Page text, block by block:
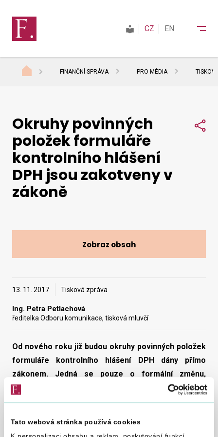
Tato webová stránka používá cookies
Daně
Mezinárodní spolupráce
Kontakty
CZ EN
FINANČNÍ SPRÁVA PRO MÉDIA
13. 11. 2017 Tisková zpráva
Ing. Petra Petlachová
ředitelka Odboru komunikace, tisková mluvčí
Od nového roku již budou okruhy povinných položek
formuláře kontrolního hlášení DPH dány přímo
zákonem. Jedná se pouze o formální změnu,
technicky ani obsahově se pro plátce DPH nic
nemění.
V reakci na nález Ústavního soudu (č. 40/2017 Sb.) došlo k
novelizaci ustanovení § 101d odst. 1 zákona o dani
Okruhy povinných
položek formuláře
kontrolního hlášení
DPH jsou zakotveny v
zákoně
Zobraz obsah